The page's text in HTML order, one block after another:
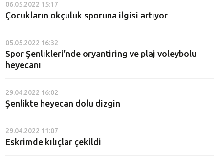
06.05.2022 15:17
Çocukların okçuluk sporuna ilgisi artıyor
05.05.2022 16:32
Spor Şenlikleri’nde oryantiring ve plaj voleybolu
heyecanı
29.04.2022 16:02
Şenlikte heyecan dolu dizgin
29.04.2022 11:07
Eskrimde kılıçlar çekildi